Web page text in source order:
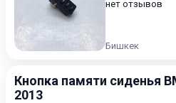
нет отзывов
Бишкек
Кнопка памяти сиденья
2013